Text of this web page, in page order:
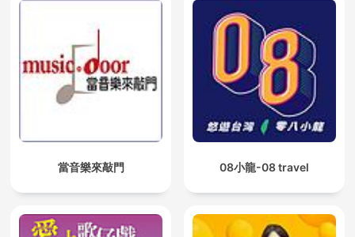
當音樂來敲門 08小龍-08 travel